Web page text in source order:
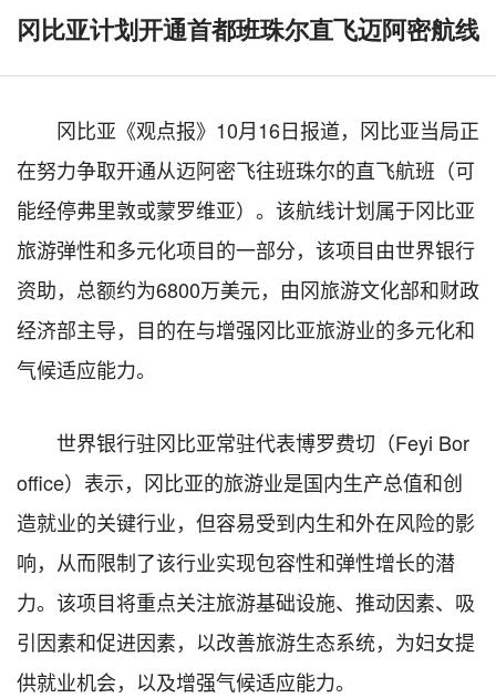
冈比亚计划开通首都班珠尔直飞迈阿密航线
冈比亚《观点报》10月16日报道，冈比亚当局正
在努力争取开通从迈阿密飞往班珠尔的直飞航班（可
能经停弗里敦或蒙罗维亚）。该航线计划属于冈比亚
旅游弹性和多元化项目的一部分，该项目由世界银行
资助，总额约为6800万美元，由冈旅游文化部和财政
经济部主导，目的在与增强冈比亚旅游业的多元化和
气候适应能力。
世界银行驻冈比亚常驻代表博罗费切（Feyi Bor
office）表示，冈比亚的旅游业是国内生产总值和创
造就业的关键行业，但容易受到内生和外在风险的影
响，从而限制了该行业实现包容性和弹性增长的潜
力。该项目将重点关注旅游基础设施、推动因素、吸
引因素和促进因素，以改善旅游生态系统，为妇女提
供就业机会，以及增强气候适应能力。